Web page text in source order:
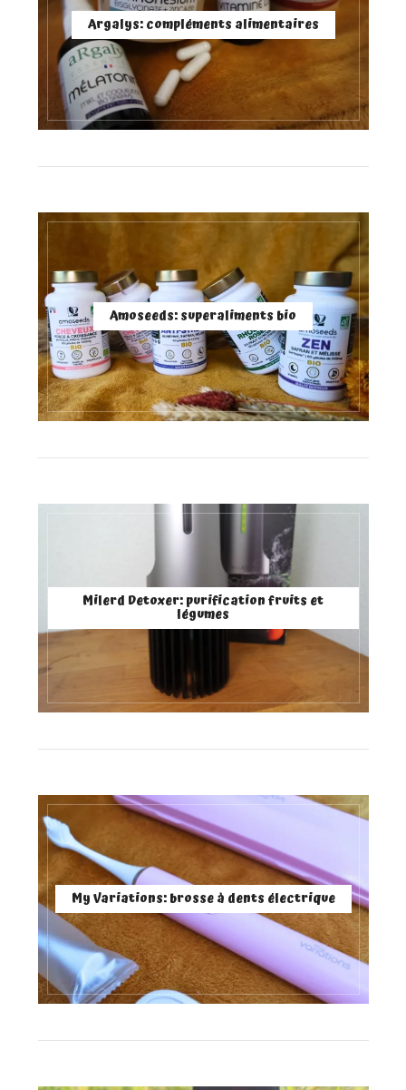
Argalys: compléments alimentaires
Amoseeds: superaliments bio
Milerd Detoxer: purification fruits et
légumes
My Variations: brosse à dents électrique